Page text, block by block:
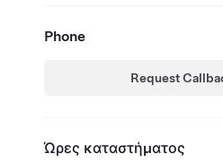
Phone
Request
Ώρες καταστήματος